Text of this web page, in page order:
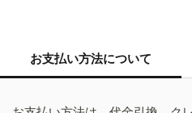
お支払い方法について